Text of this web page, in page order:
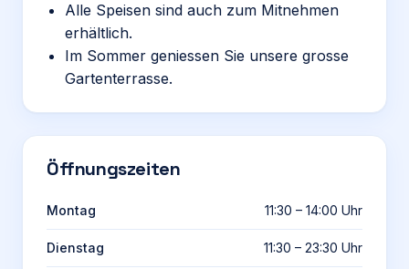
Alle Speisen sind auch zum Mitnehmen
erhältlich.
Im Sommer geniessen Sie unsere grosse
Gartenterrasse.
Öffnungszeiten
Montag 11:30 – 14:00 Uhr
Dienstag 11:30 – 23:30 Uhr